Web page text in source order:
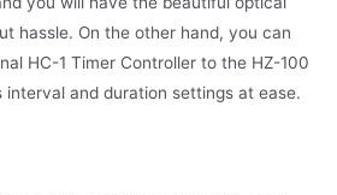
hassle. On the other hand, you can
HC-1 Timer Controller to the HZ-100
interval and duration settings at ease.